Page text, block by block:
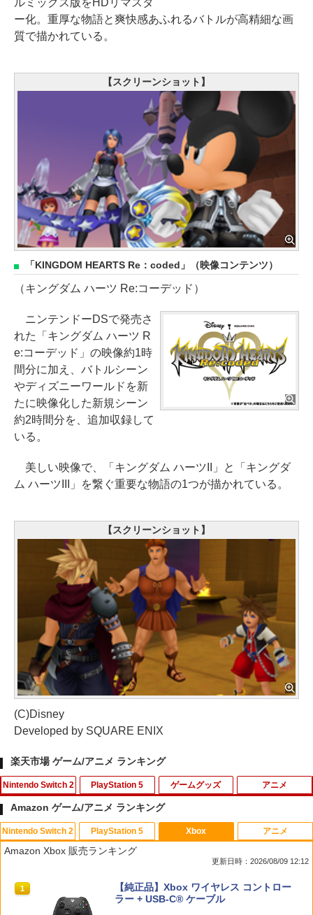
ー化。重厚な物語と爽快感あふれるバトルが高精細な画
質で描かれている。
【スクリーンショット】
「KINGDOM HEARTS Re：coded」（映像コンテンツ）
（キングダム ハーツ Re:コーデッド）
ニンテンドーDSで発売さ
れた「キングダム ハーツ R
e:コーデッド」の映像約1時
間分に加え、バトルシーン
やディズニーワールドを新
たに映像化した新規シーン
約2時間分を、追加収録して
いる。
美しい映像で、「キングダム ハーツII」と「キングダ
ム ハーツIII」を繋ぐ重要な物語の1つが描かれている。
【スクリーンショット】
(C)Disney
Developed by SQUARE ENIX
楽天市場 ゲーム/アニメ ランキング
Nintendo Switch 2
1
【特典】進撃の巨人3 Switch2版(【早
期購入封入特典】DLC)
PlayStation 5
1
【特典】BLUE REFLECTION Quartet:
少女たちのキセキ PS5版(【早期購入特
典】特別フォトフレーム「Quartet」)
￥6,342
ゲームグッズ
1
【中古】ファイナルファンタジーXII レ
ヴァナント・ウイング
アニメ
1
マクロスプラス MOVIE EDITION【Blu-r
ay】 [ 山崎たくみ ]
Amazon ゲーム/アニメ ランキング
Nintendo Switch 2
1
スプラトゥーン レイダース|オンライン
コード版
PlayStation 5
1
PlayStation 5 デジタル・エディション
日本語専用 Console Language: Japan
Xbox
Amazon Xbox 販売ランキング
更新日時：2026/08/09 12:12
1
【純正品】Xbox ワイヤレス コントロー
ラー + USB-C® ケーブル
アニメ